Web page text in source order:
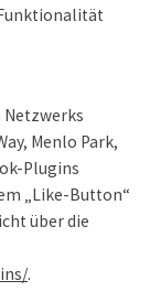
Netzwerks
Menlo Park,
Plugins
„Like-Button“
über die
.